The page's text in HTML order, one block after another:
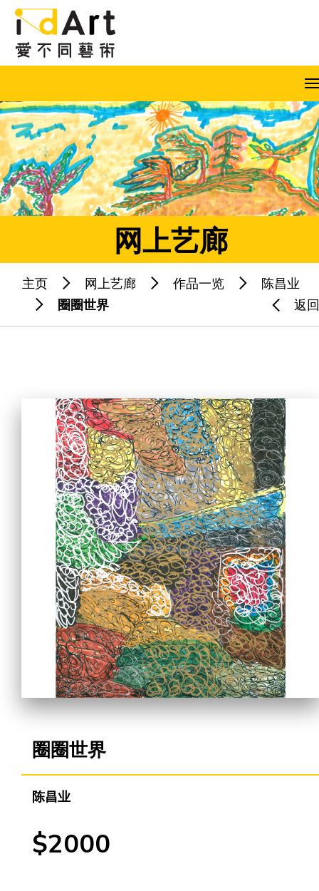
跳到内容（按回车键）
EN 繁 简 A A A
热门关键字：
爱不同艺术
最新消息
艺廊及活动
艺术培训
爱不同艺术家
网上艺廊
合作机会
网上艺廊
主页 网上艺廊 作品一览
陈昌业
圈圈世界
返回
圈圈世界
陈昌业
$2000